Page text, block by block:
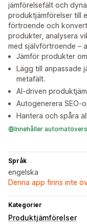
jämförelsefält och
produktjämförelser till
förtroende och
produkter, analysera
med självförtroende –
Jämför produkter
Lägg till anpassade
metafält.
AI-driven
Autogenerera SEO-
Hantera och spåra
Innehåller
Språk
engelska
Denna app finns inte
Kategorier
Produktjämförelser